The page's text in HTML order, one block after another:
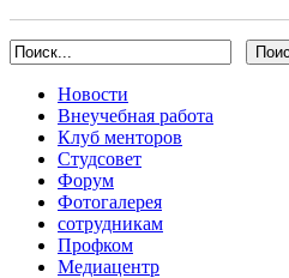
Новости
Внеучебная работа
Клуб менторов
Студсовет
Форум
Фотогалерея
сотрудникам
Профком
Медиацентр